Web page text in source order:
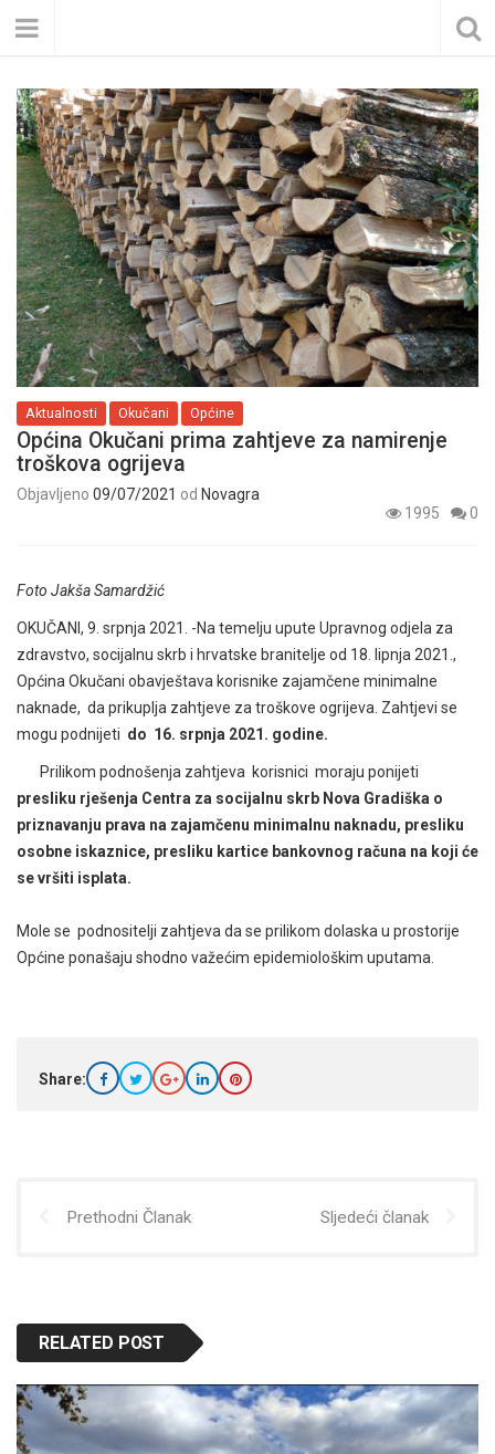
Aktualnosti Okučani Općine
Općina Okučani prima zahtjeve za namirenje
troškova ogrijeva
Objavljeno 09/07/2021 od Novagra
1995
0
Foto Jakša Samardžić
OKUČANI, 9. srpnja 2021. -Na temelju upute Upravnog odjela za
zdravstvo, socijalnu skrb i hrvatske branitelje od 18. lipnja 2021.,
Općina Okučani obavještava korisnike zajamčene minimalne
naknade, da prikuplja zahtjeve za troškove ogrijeva. Zahtjevi se
mogu podnijeti do 16. srpnja 2021. godine.
Prilikom podnošenja zahtjeva korisnici moraju ponijeti
presliku rješenja Centra za socijalnu skrb Nova Gradiška o
priznavanju prava na zajamčenu minimalnu naknadu, presliku
osobne iskaznice, presliku kartice bankovnog računa na koji će
se vršiti isplata.
Mole se podnositelji zahtjeva da se prilikom dolaska u prostorije
Općine ponašaju shodno važećim epidemiološkim uputama.
Share:
Prethodni Članak Sljedeći članak
RELATED POST